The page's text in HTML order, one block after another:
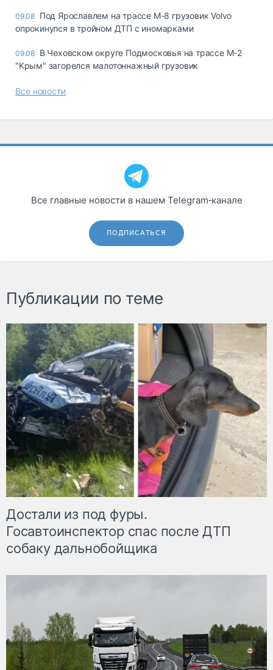
09.08 Под Ярославлем на трассе М-8 грузовик Volvo
опрокинулся в тройном ДТП с иномарками
09.08 В Чеховском округе Подмосковья на трассе М-2
"Крым" загорелся малотоннажный грузовик
Все новости
Все главные новости в нашем Telegram‑канале
ПОДПИСАТЬСЯ
Публикации по теме
Достали из под фуры.
Госавтоинспектор спас после ДТП
собаку дальнобойщика